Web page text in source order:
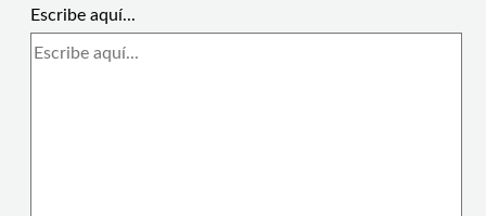
Escribe aquí...